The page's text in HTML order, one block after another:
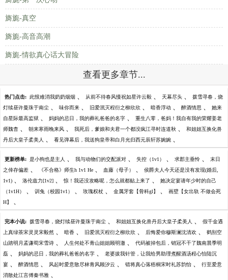
旖旎-真空
旖旎-高音高潮
旖旎-情欲真心话大冒险
查看更多章节...
热门点击: 此恨难消我奶奶烟烟 、 从前不待春风慢祝如星许云毅 、 天幕尽头 、 拨雪寻春，烧
灯续昼许曼珠于南尘 、 味你而来 、 旧爱泯灭程衍之柳欣欣 、 暗香浮动 、 醉酒情思 、 她来
自星际最高监狱 、 妈妈的忌日，我的葬礼爸爸的名字 、 重生八零，爸妈！我自有我的荣耀姜老
师魏杳 、 朝来寒雨晚来风 、 我死后，爹娘和夫君一个都没疯江寻时连道秋 、 和姐姐互换化兽
丹后大皇子柔美人 、 看见弹幕后，我送狗皇帝和白月光归西元辰轩苏婉婉 、
更新榜单: 是小狗也是主人 、 我与动物们的交配派对 、 失控（1v1） 、 求郡主垂怜 、 末日
之倖存偏差 、 《不合格》师生h 1v1 He 、 血藤（母子） 、 侯爵夫人今天还是没有发现(婚后,
1v1) 、 洛伦兹力[1v2] 、 惊！我还没攻略呢，怎么就都贴上来了 、 她决定宴请年少时的自己
（1v1H） 、 训兔（校园1v1） 、 玫瑰权杖 、 金属牙套【骨科gl】 、 画壁【女出轨 不做会死
H】 、
完本小说: 拨雪寻春，烧灯续昼许曼珠于南尘 、 和姐姐互换化兽丹后大皇子柔美人 、 假千金遇
上真绿茶宋灵灵宋毅然 、 暗香 、 旧爱泯灭程衍之柳欣欣 、 后悔爱你穆斯澜沈清欢 、 鹤别空
山踏明月孟谦荀宋雪诗 、 人生何处不青山姐姐顾明澈 、 代码被掉包后，销冠不干了魏南晨季明
磊 、 妈妈的忌日，我的葬礼爸爸的名字 、 老婆拔我针管，让我给男助理煮醒酒汤程心怡陆沉
宴 、 醉酒情思 、 风起时爱意散尽林青风顾汐云 、 错将真心落梧桐宋时礼苏韵怡 、 行至爱意
消散处江言傅秦书雅 、